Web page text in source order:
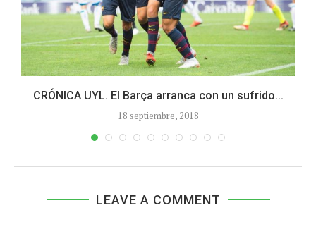
CRÓNICA UYL. El Barça arranca con un sufrido...
18 septiembre, 2018
LEAVE A COMMENT